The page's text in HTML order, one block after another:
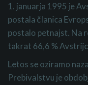
1. januarja 1995 je
postala članica
postalo petnajst. Na
takrat 66,6 %
Letos se oziramo
Prebivalstvu je